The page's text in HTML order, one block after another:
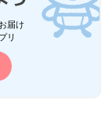
届け
リ